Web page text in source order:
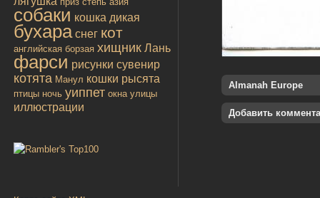
собаки кошка дикая
бухара снег кот
английская борзая хищник Лань
фарси рисунки сувенир
котята Манул кошки рысята
птицы ночь уиппет окна улицы
иллюстрации
Almanah Europe
Добавить